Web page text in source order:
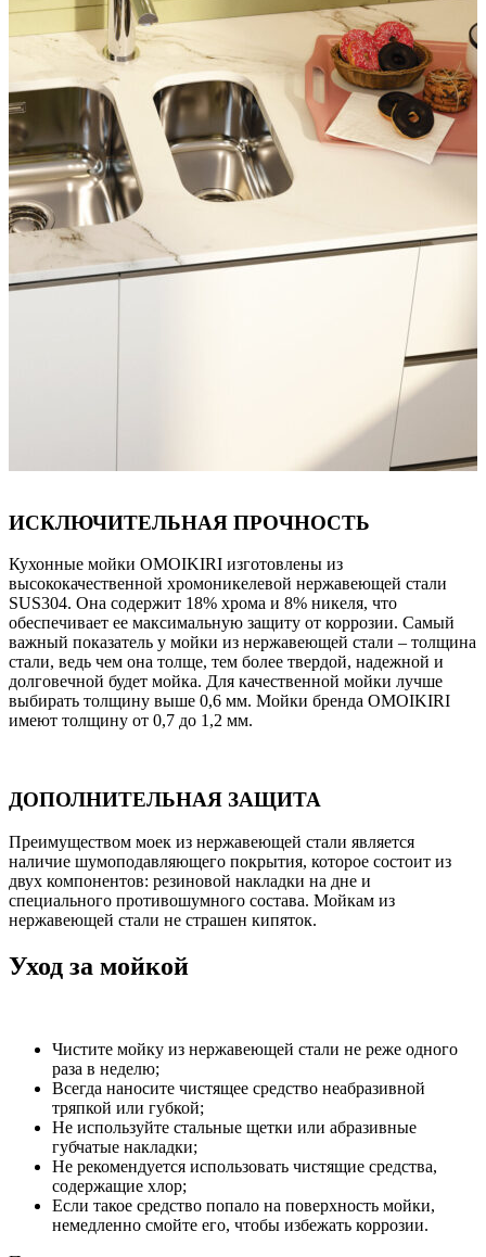
ИСКЛЮЧИТЕЛЬНАЯ ПРОЧНОСТЬ
Кухонные мойки OMOIKIRI изготовлены из
высококачественной хромоникелевой нержавеющей стали
SUS304. Она содержит 18% хрома и 8% никеля, что
обеспечивает ее максимальную защиту от коррозии. Самый
важный показатель у мойки из нержавеющей стали – толщина
стали, ведь чем она толще, тем более твердой, надежной и
долговечной будет мойка. Для качественной мойки лучше
выбирать толщину выше 0,6 мм. Мойки бренда OMOIKIRI
имеют толщину от 0,7 до 1,2 мм.
ДОПОЛНИТЕЛЬНАЯ ЗАЩИТА
Преимуществом моек из нержавеющей стали является
наличие шумоподавляющего покрытия, которое состоит из
двух компонентов: резиновой накладки на дне и
специального противошумного состава. Мойкам из
нержавеющей стали не страшен кипяток.
Уход за мойкой
Чистите мойку из нержавеющей стали не реже одного
раза в неделю;
Всегда наносите чистящее средство неабразивной
тряпкой или губкой;
Не используйте стальные щетки или абразивные
губчатые накладки;
Не рекомендуется использовать чистящие средства,
содержащие хлор;
Если такое средство попало на поверхность мойки,
немедленно смойте его, чтобы избежать коррозии.